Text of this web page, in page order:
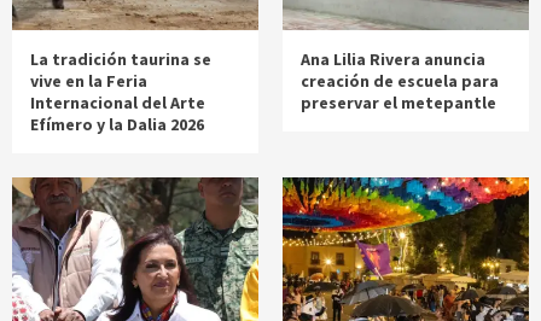
La tradición taurina se
vive en la Feria
Internacional del Arte
Efímero y la Dalia 2026
Ana Lilia Rivera anuncia
creación de escuela para
preservar el metepantle